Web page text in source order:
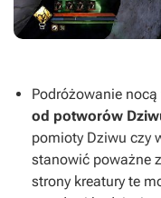
Podróżowanie
od potworów
pomioty Dziwu czy
stanowić poważne
strony kreatury te